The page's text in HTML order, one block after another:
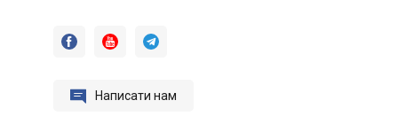
  
 Написати нам